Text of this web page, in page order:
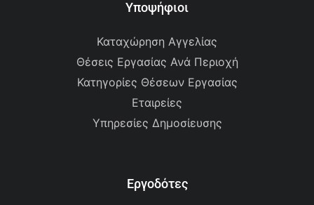
Υποψήφιοι
Καταχώρηση Αγγελίας
Θέσεις Εργασίας Ανά Περιοχή
Κατηγορίες Θέσεων Εργασίας
Εταιρείες
Υπηρεσίες Δημοσίευσης
Εργοδότες